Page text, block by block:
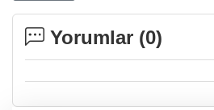
Yorumlar (0)